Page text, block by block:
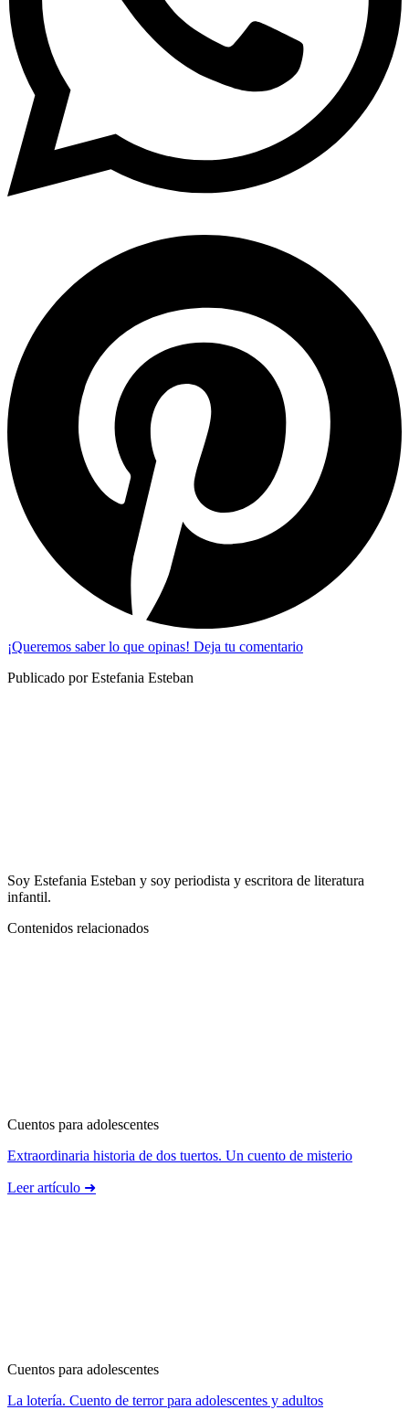
¡Queremos saber lo que opinas! Deja tu comentario
Publicado por Estefania Esteban
Soy Estefania Esteban y soy periodista y escritora de literatura
infantil.
Contenidos relacionados
Cuentos para adolescentes
Extraordinaria historia de dos tuertos. Un cuento de misterio
Leer artículo ➜
Cuentos para adolescentes
La lotería. Cuento de terror para adolescentes y adultos